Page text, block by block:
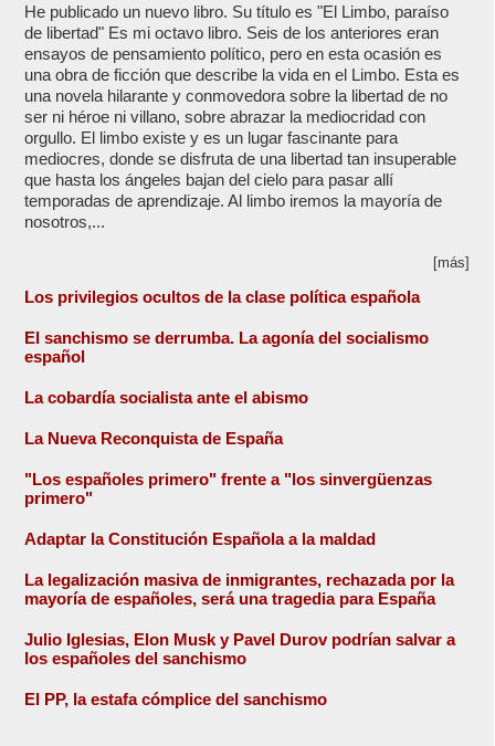
He publicado un nuevo libro. Su título es "El Limbo, paraíso
de libertad" Es mi octavo libro. Seis de los anteriores eran
ensayos de pensamiento político, pero en esta ocasión es
una obra de ficción que describe la vida en el Limbo. Esta es
una novela hilarante y conmovedora sobre la libertad de no
ser ni héroe ni villano, sobre abrazar la mediocridad con
orgullo. El limbo existe y es un lugar fascinante para
mediocres, donde se disfruta de una libertad tan insuperable
que hasta los ángeles bajan del cielo para pasar allí
temporadas de aprendizaje. Al limbo iremos la mayoría de
nosotros,...
[más]
Los privilegios ocultos de la clase política española
El sanchismo se derrumba. La agonía del socialismo
español
La cobardía socialista ante el abismo
La Nueva Reconquista de España
"Los españoles primero" frente a "los sinvergüenzas
primero"
Adaptar la Constitución Española a la maldad
La legalización masiva de inmigrantes, rechazada por la
mayoría de españoles, será una tragedia para España
Julio Iglesias, Elon Musk y Pavel Durov podrían salvar a
los españoles del sanchismo
El PP, la estafa cómplice del sanchismo